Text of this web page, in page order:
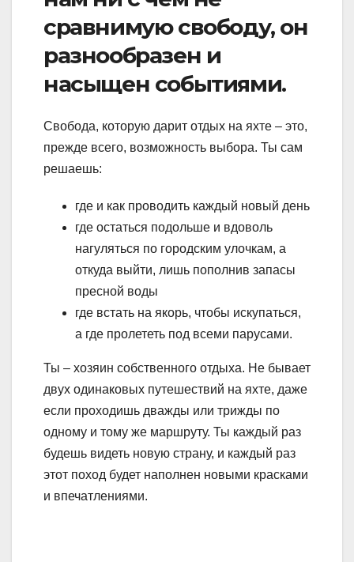
сравнимую свободу, он
разнообразен и
насыщен событиями.
Свобода, которую дарит отдых на яхте – это,
прежде всего, возможность выбора. Ты сам
решаешь:
где и как проводить каждый новый день
где остаться подольше и вдоволь
нагуляться по городским улочкам, а
откуда выйти, лишь пополнив запасы
пресной воды
где встать на якорь, чтобы искупаться,
а где пролететь под всеми парусами.
Ты – хозяин собственного отдыха. Не бывает
двух одинаковых путешествий на яхте, даже
если проходишь дважды или трижды по
одному и тому же маршруту. Ты каждый раз
будешь видеть новую страну, и каждый раз
этот поход будет наполнен новыми красками
и впечатлениями.